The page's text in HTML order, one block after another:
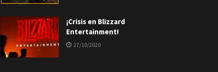
¡Crisis en Blizzard
Entertainment!
27/10/2020